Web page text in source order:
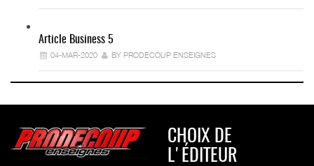
Article Business 5
04-MAR-2020 BY PRODECOUP ENSEIGNES
CHOIX DE
L'ÉDITEUR